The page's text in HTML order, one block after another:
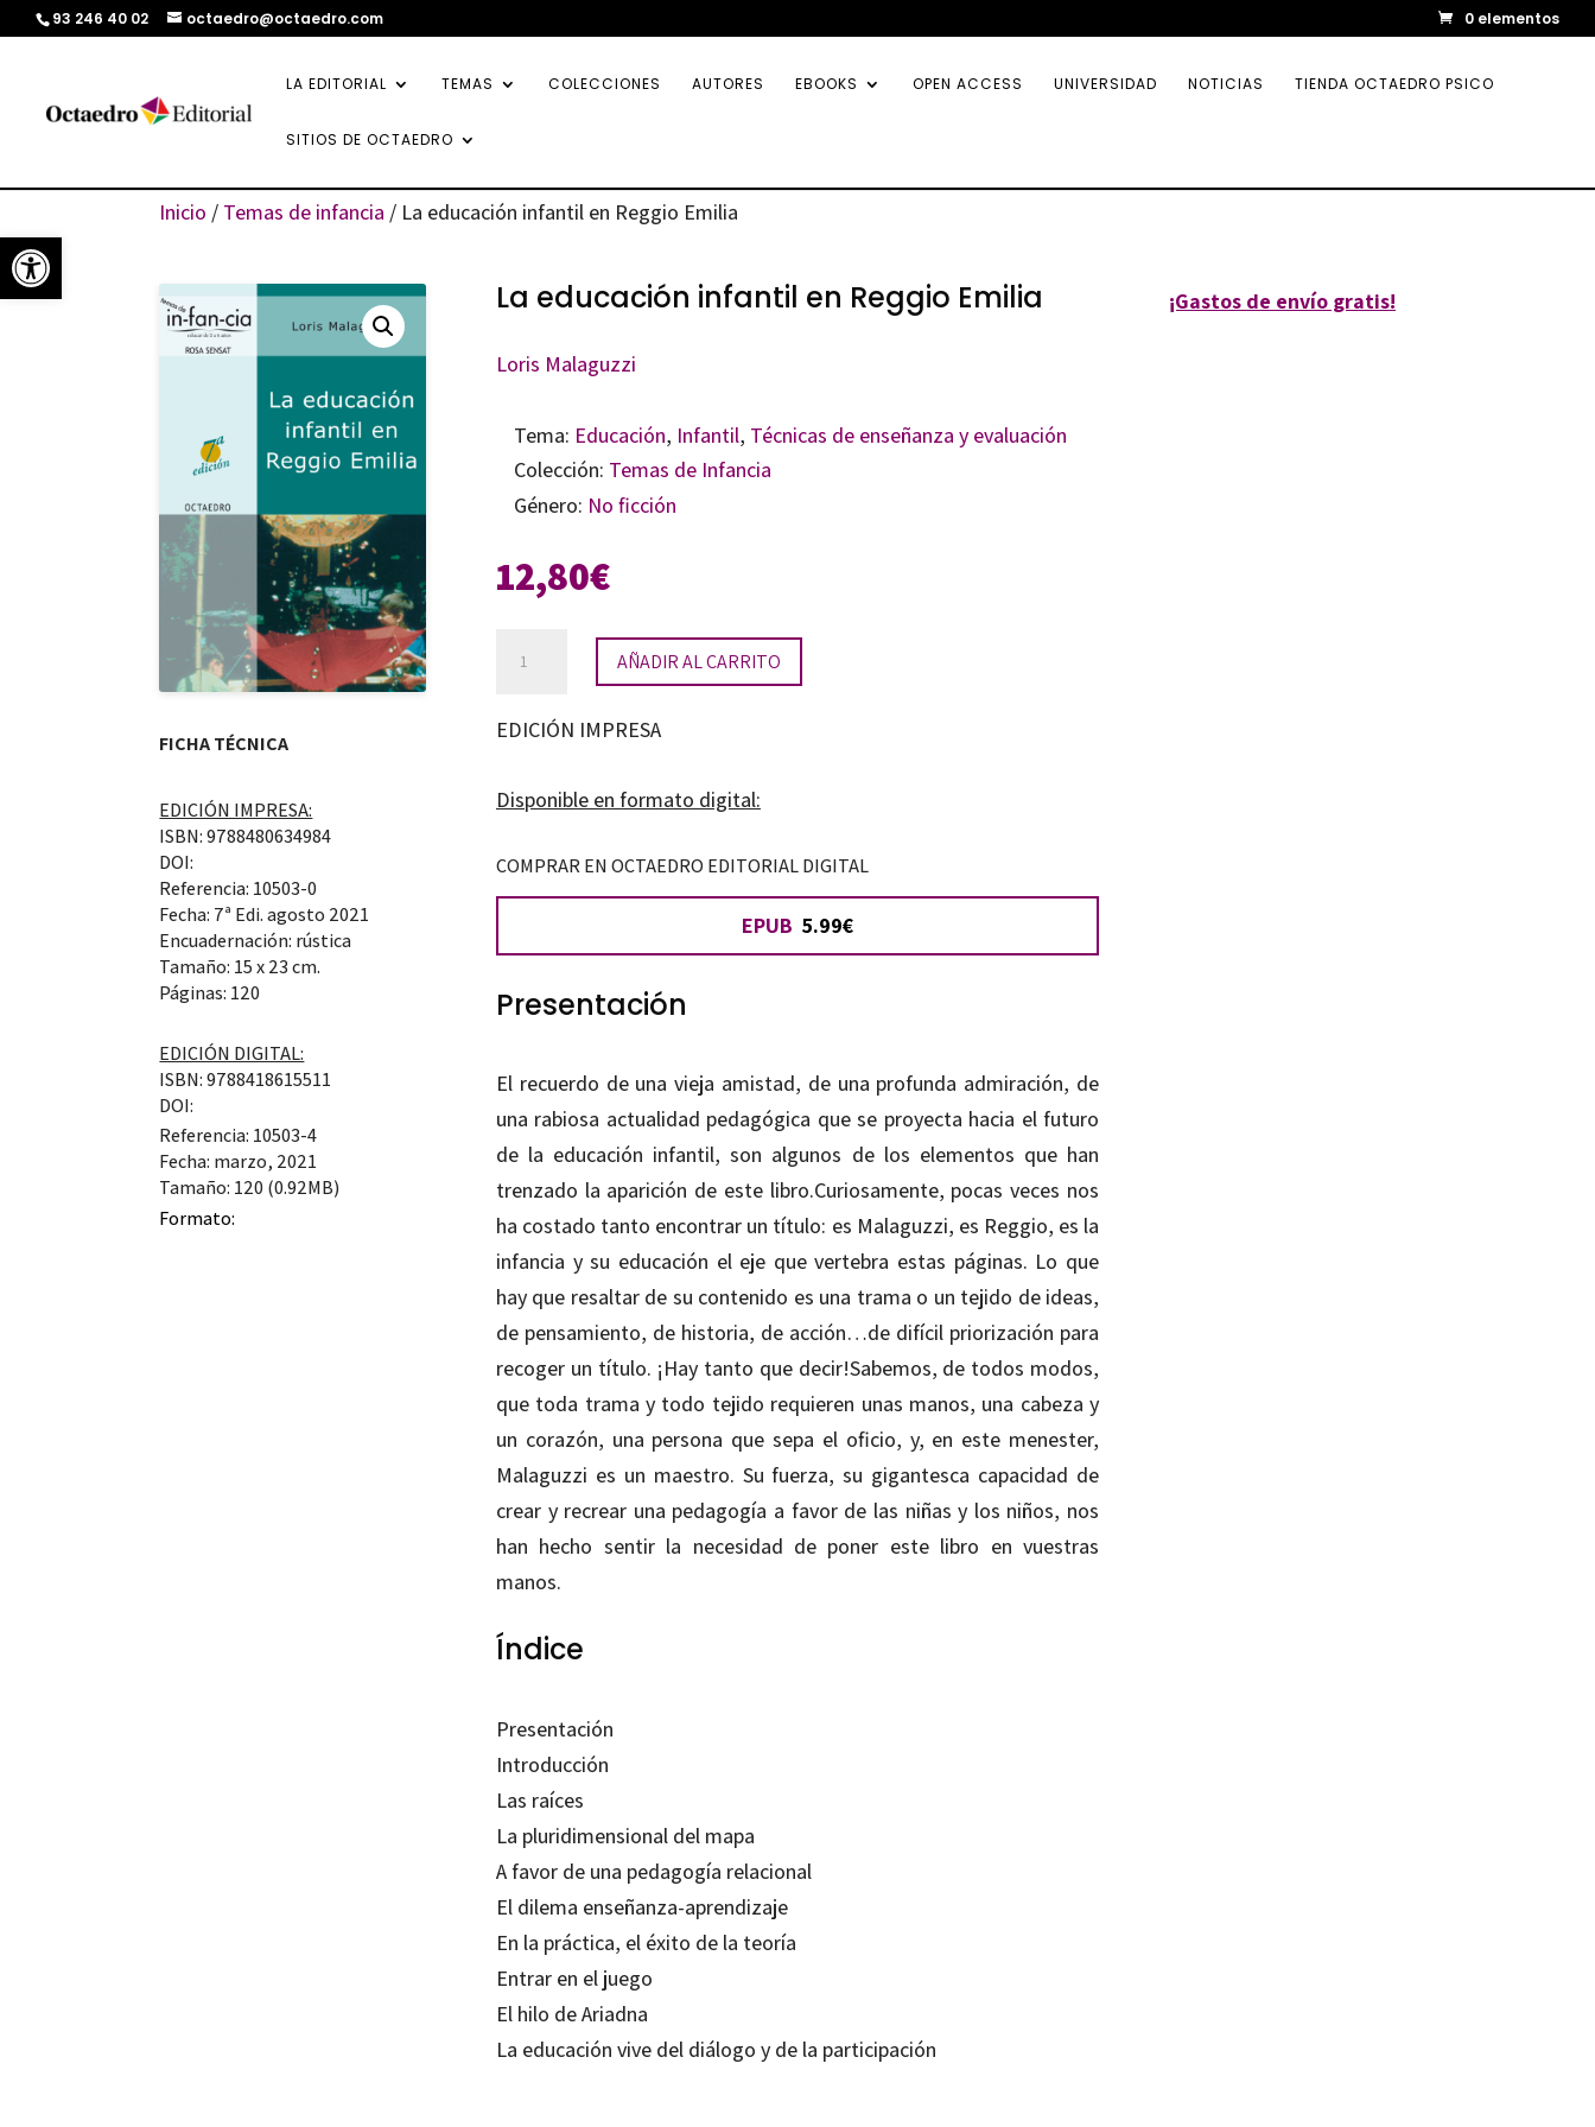
Abrir barra de herramientas
93 246 40 02 octaedro@octaedro.com 0 elementos
LA EDITORIAL TEMAS COLECCIONES AUTORES EBOOKS OPEN ACCESS UNIVERSIDAD NOTICIAS TIENDA OCTAEDRO PSICO
SITIOS DE OCTAEDRO
Inicio / Temas de infancia / La educación infantil en Reggio Emilia
FICHA TÉCNICA
EDICIÓN IMPRESA:
ISBN: 9788480634984
DOI:
Referencia: 10503-0
Fecha: 7ª Edi. agosto 2021
Encuadernación: rústica
Tamaño: 15 x 23 cm.
Páginas: 120
EDICIÓN DIGITAL:
ISBN: 9788418615511
DOI:
Referencia: 10503-4
Fecha: marzo, 2021
Tamaño: 120 (0.92MB)
Formato:
La educación infantil en Reggio Emilia
Loris Malaguzzi
Tema: Educación, Infantil, Técnicas de enseñanza y evaluación
Colección: Temas de Infancia
Género: No ficción
12,80€
infantil
Reggio
cantidad
AÑADIR AL CARRITO
EDICIÓN IMPRESA
Disponible en formato digital:
COMPRAR EN OCTAEDRO EDITORIAL DIGITAL
EPUB 5.99€
Presentación
El recuerdo de una vieja amistad, de una profunda admiración, de
una rabiosa actualidad pedagógica que se proyecta hacia el futuro
de la educación infantil, son algunos de los elementos que han
trenzado la aparición de este libro.Curiosamente, pocas veces nos
ha costado tanto encontrar un título: es Malaguzzi, es Reggio, es la
infancia y su educación el eje que vertebra estas páginas. Lo que
hay que resaltar de su contenido es una trama o un tejido de ideas,
de pensamiento, de historia, de acción…de difícil priorización para
recoger un título. ¡Hay tanto que decir!Sabemos, de todos modos,
que toda trama y todo tejido requieren unas manos, una cabeza y
un corazón, una persona que sepa el oficio, y, en este menester,
Malaguzzi es un maestro. Su fuerza, su gigantesca capacidad de
crear y recrear una pedagogía a favor de las niñas y los niños, nos
han hecho sentir la necesidad de poner este libro en vuestras
manos.
Índice
Presentación
Introducción
Las raíces
La pluridimensional del mapa
A favor de una pedagogía relacional
El dilema enseñanza-aprendizaje
En la práctica, el éxito de la teoría
Entrar en el juego
El hilo de Ariadna
La educación vive del diálogo y de la participación
¡Gastos de envío gratis!